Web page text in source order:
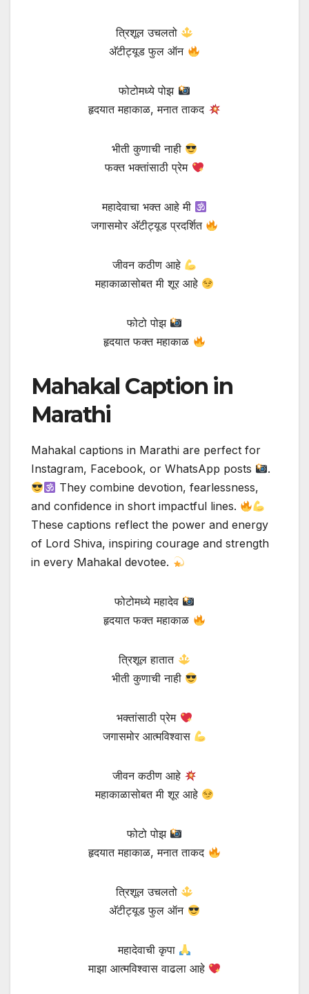
त्रिशूल उचलतो
अ‍ॅटीट्यूड फुल ऑन
फोटोमध्ये पोझ
हृदयात महाकाळ, मनात ताकद
भीती कुणाची नाही
फक्त भक्तांसाठी प्रेम
महादेवाचा भक्त आहे मी
जगासमोर अ‍ॅटीट्यूड प्रदर्शित
जीवन कठीण आहे
महाकाळासोबत मी शूर आहे
फोटो पोझ
हृदयात फक्त महाकाळ
Mahakal Caption in
Marathi
Mahakal captions in Marathi are perfect for
Instagram, Facebook, or WhatsApp posts
.
They combine devotion, fearlessness,
and confidence in short impactful lines.
These captions reflect the power and energy
of Lord Shiva, inspiring courage and strength
in every Mahakal devotee.
फोटोमध्ये महादेव
हृदयात फक्त महाकाळ
त्रिशूल हातात
भीती कुणाची नाही
भक्तांसाठी प्रेम
जगासमोर आत्मविश्वास
जीवन कठीण आहे
महाकाळासोबत मी शूर आहे
फोटो पोझ
हृदयात महाकाळ, मनात ताकद
त्रिशूल उचलतो
अ‍ॅटीट्यूड फुल ऑन
महादेवाची कृपा
माझा आत्मविश्वास वाढला आहे